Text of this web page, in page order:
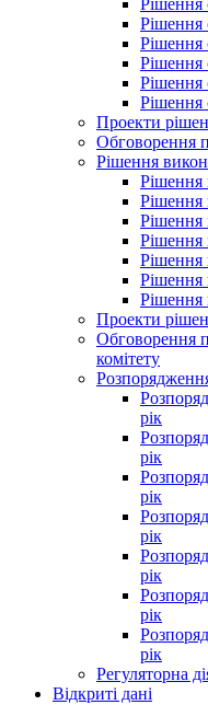
Рішення
Рішення
Рішення
Рішення
Рішення
Рішення
Проекти
Обговорення
Рішення
Рішення
Рішення
Рішення
Рішення
Рішення
Рішення
Рішення
Проекти
Обговорення
комітету
рік
рік
рік
рік
рік
рік
рік
Регуляторна
Відкриті дані